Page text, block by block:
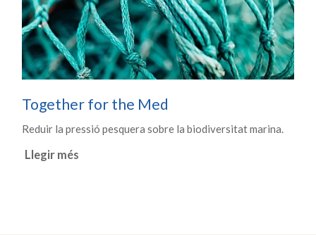
Together for the Med
Reduir la pressió pesquera sobre la biodiversitat marina.
Llegir més